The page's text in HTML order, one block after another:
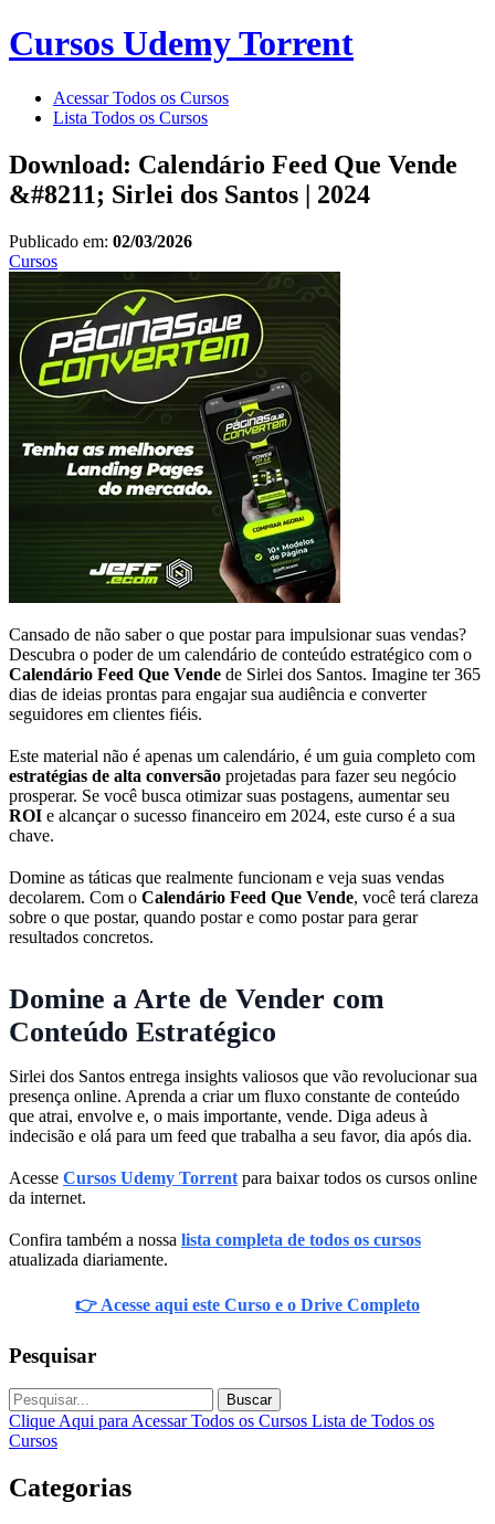
Cursos Udemy Torrent
Acessar Todos os Cursos
Lista Todos os Cursos
Download: Calendário Feed Que Vende
&#8211; Sirlei dos Santos | 2024
Publicado em: 02/03/2026
Cursos
Cansado de não saber o que postar para impulsionar suas vendas?
Descubra o poder de um calendário de conteúdo estratégico com o
Calendário Feed Que Vende de Sirlei dos Santos. Imagine ter 365
dias de ideias prontas para engajar sua audiência e converter
seguidores em clientes fiéis.
Este material não é apenas um calendário, é um guia completo com
estratégias de alta conversão projetadas para fazer seu negócio
prosperar. Se você busca otimizar suas postagens, aumentar seu
ROI e alcançar o sucesso financeiro em 2024, este curso é a sua
chave.
Domine as táticas que realmente funcionam e veja suas vendas
decolarem. Com o Calendário Feed Que Vende, você terá clareza
sobre o que postar, quando postar e como postar para gerar
resultados concretos.
Domine a Arte de Vender com
Conteúdo Estratégico
Sirlei dos Santos entrega insights valiosos que vão revolucionar sua
presença online. Aprenda a criar um fluxo constante de conteúdo
que atrai, envolve e, o mais importante, vende. Diga adeus à
indecisão e olá para um feed que trabalha a seu favor, dia após dia.
Acesse Cursos Udemy Torrent para baixar todos os cursos online
da internet.
Confira também a nossa lista completa de todos os cursos
atualizada diariamente.
👉 Acesse aqui este Curso e o Drive Completo
Pesquisar
Buscar
Clique Aqui para Acessar Todos os Cursos Lista de Todos os
Cursos
Categorias